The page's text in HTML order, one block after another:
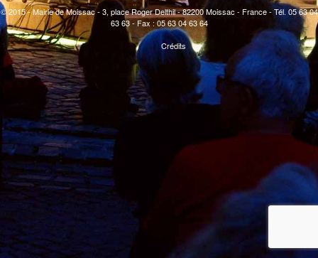
© 2015 - Mairie de Moissac - 3, place Roger Delthil - 82200 Moissac - France - Tél. 05 63 04
63 63 - Fax : 05 63 04 63 64
Crédits